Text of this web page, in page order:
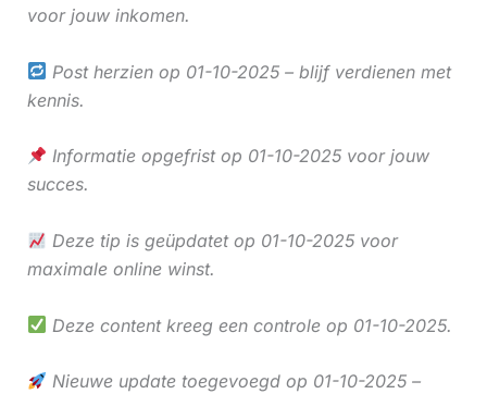
voor jouw inkomen.
Post herzien op 01-10-2025 – blijf verdienen met
kennis.
Informatie opgefrist op 01-10-2025 voor jouw
succes.
Deze tip is geüpdatet op 01-10-2025 voor
maximale online winst.
Deze content kreeg een controle op 01-10-2025.
Nieuwe update toegevoegd op 01-10-2025 –